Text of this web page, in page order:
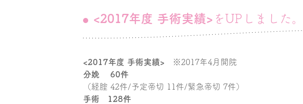
<2017年度 手術実績> をUPしました。
<2017年度 手術実績> ※2017年4月開院
分娩 60件
（経腟 42件/予定帝切 11件/緊急帝切 7件）
手術 128件